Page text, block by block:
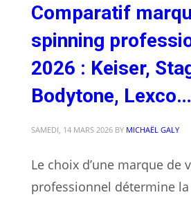
Comparatif
spinning
2026 : Keiser,
Bodytone, Lexco…
SAMEDI, 14 MARS 2026 BY MICHAËL GALY
Le choix d’une marque de
professionnel détermine